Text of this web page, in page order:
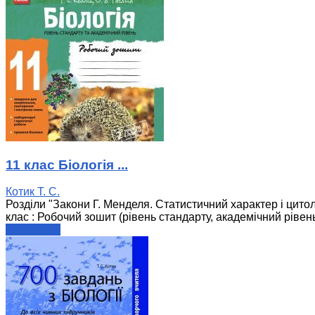
11 клас Біологія ...
Котик Т. С.
Розділи "Закони Г. Менделя. Статистичний характер і
клас : Робочий зошит (рівень стандарту, академічний